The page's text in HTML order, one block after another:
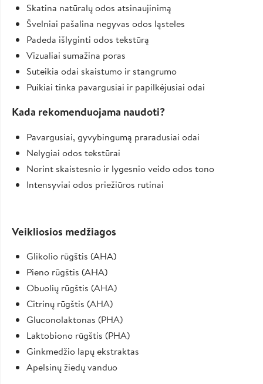
Skatina natūralų odos atsinaujinimą
Švelniai pašalina negyvas odos ląsteles
Padeda išlyginti odos tekstūrą
Vizualiai sumažina poras
Suteikia odai skaistumo ir stangrumo
Puikiai tinka pavargusiai ir papilkėjusiai odai
Kada rekomenduojama naudoti?
Pavargusiai, gyvybingumą praradusiai odai
Nelygiai odos tekstūrai
Norint skaistesnio ir lygesnio veido odos tono
Intensyviai odos priežiūros rutinai
Veikliosios medžiagos
Glikolio rūgštis (AHA)
Pieno rūgštis (AHA)
Obuolių rūgštis (AHA)
Citrinų rūgštis (AHA)
Gluconolaktonas (PHA)
Laktobiono rūgštis (PHA)
Ginkmedžio lapų ekstraktas
Apelsinų žiedų vanduo